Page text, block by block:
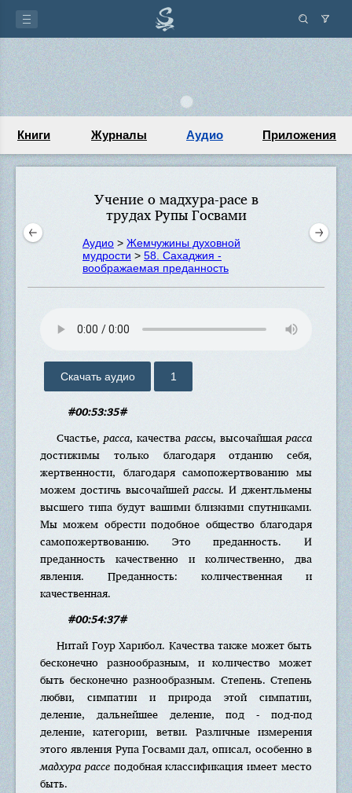
Книги Журналы Аудио Приложения
Учение о мадхура-расе в
трудах Рупы Госвами
Аудио > Жемчужины духовной
мудрости > 58. Сахаджия -
воображаемая преданность
Скачать аудио 1
#00:53:35#
Счастье,расса, качества рассы, высочайшаярасса
достижимы только благодаря отданию себя,
жертвенности, благодаря самопожертвованию мы
можем достичь высочайшей рассы. И джентльмены
высшего типа будут вашими близкими спутниками.
Мы можем обрести подобное общество благодаря
самопожертвованию. Это преданность. И
преданность качественно и количественно, два
явления. Преданность: количественная и
качественная.
#00:54:37#
Нитай Гоур Харибол. Качества также может быть
бесконечно разнообразным, и количество может
быть бесконечно разнообразным. Степень. Степень
любви, симпатии и природа этой симпатии,
деление, дальнейшее деление, под - под-под
деление, категории, ветви. Различные измерения
этого явления Рупа Госвами дал, описал, особенно в
мадхура рассеподобная классификация имеет место
быть.